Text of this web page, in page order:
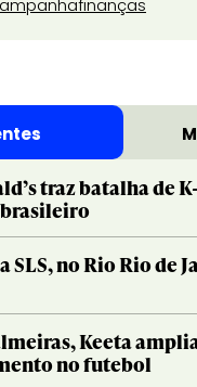
finanças
traz batalha de
SLS, no Rio Rio de
Keeta
no futebol